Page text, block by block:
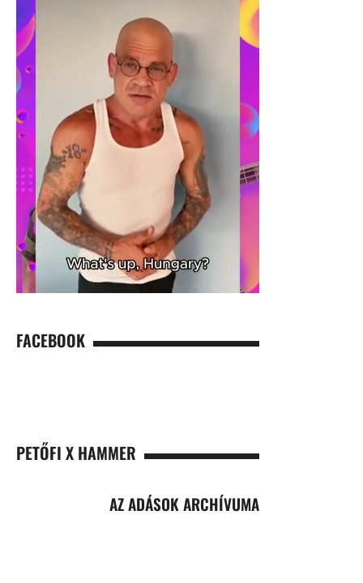
FACEBOOK
PETŐFI X HAMMER
AZ ADÁSOK ARCHÍVUMA